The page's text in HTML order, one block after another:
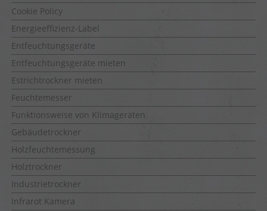
Cookie Policy
Energieeffizienz-Label
Entfeuchtungsgeräte
Entfeuchtungsgeräte mieten
Estrichtrockner mieten
Feuchtemesser
Funktionsweise von Klimageräten
Gebäudetrockner
Holzfeuchtemessung
Holztrockner
Industrietrockner
Infrarot Kamera